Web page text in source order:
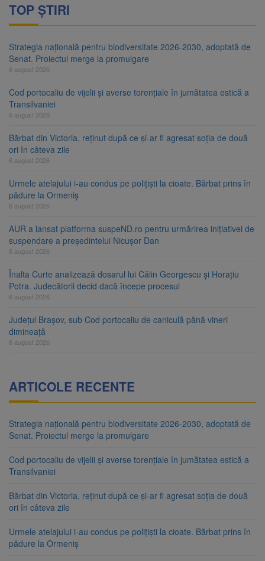
TOP ȘTIRI
Strategia națională pentru biodiversitate 2026-2030, adoptată de
Senat. Proiectul merge la promulgare
6 august 2026
Cod portocaliu de vijelii și averse torențiale în jumătatea estică a
Transilvaniei
6 august 2026
Bărbat din Victoria, reținut după ce și-ar fi agresat soția de două
ori în câteva zile
6 august 2026
Urmele atelajului i-au condus pe polițiști la cioate. Bărbat prins în
pădure la Ormeniș
6 august 2026
AUR a lansat platforma suspeND.ro pentru urmărirea inițiativei de
suspendare a președintelui Nicușor Dan
6 august 2026
Înalta Curte analizează dosarul lui Călin Georgescu și Horațiu
Potra. Judecătorii decid dacă începe procesul
6 august 2026
Județul Brașov, sub Cod portocaliu de caniculă până vineri
dimineață
6 august 2026
ARTICOLE RECENTE
Strategia națională pentru biodiversitate 2026-2030, adoptată de
Senat. Proiectul merge la promulgare
Cod portocaliu de vijelii și averse torențiale în jumătatea estică a
Transilvaniei
Bărbat din Victoria, reținut după ce și-ar fi agresat soția de două
ori în câteva zile
Urmele atelajului i-au condus pe polițiști la cioate. Bărbat prins în
pădure la Ormeniș